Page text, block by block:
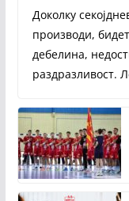
Доколку
производи,
дебелина,
раздразливост.